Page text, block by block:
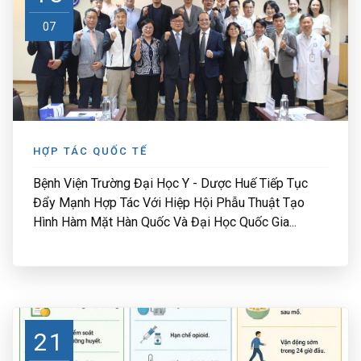
07
HỢP TÁC QUỐC TẾ
Bệnh Viện Trường Đại Học Y - Dược Huế Tiếp Tục
Đẩy Mạnh Hợp Tác Với Hiệp Hội Phẫu Thuật Tạo
Hình Hàm Mặt Hàn Quốc Và Đại Học Quốc Gia...
21